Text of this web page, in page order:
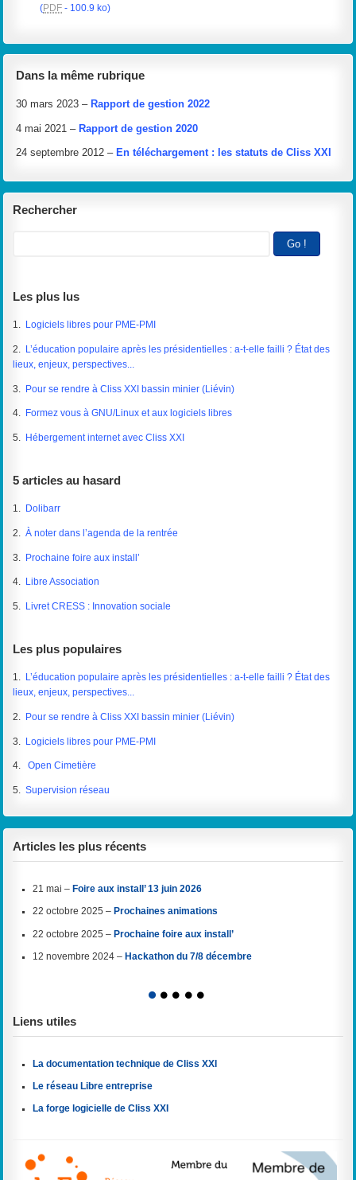
( PDF - 100.9 ko)
Dans la même rubrique
30 mars 2023 – Rapport de gestion 2022
4 mai 2021 – Rapport de gestion 2020
24 septembre 2012 – En téléchargement : les statuts de Cliss XXI
Rechercher
Les plus lus
1. Logiciels libres pour PME-PMI
2.
L’éducation populaire après les présidentielles : a-t-elle failli ? État des
lieux, enjeux, perspectives...
3. Pour se rendre à Cliss XXI bassin minier (Liévin)
4. Formez vous à GNU/Linux et aux logiciels libres
5. Hébergement internet avec Cliss XXI
5 articles au hasard
1. Dolibarr
2.À noter dans l’agenda de la rentrée
3. Prochaine foire aux install’
4. Libre Association
5. Livret CRESS : Innovation sociale
Les plus populaires
1.
L’éducation populaire après les présidentielles : a-t-elle failli ? État des
lieux, enjeux, perspectives...
2. Pour se rendre à Cliss XXI bassin minier (Liévin)
3. Logiciels libres pour PME-PMI
4. Open Cimetière
5.Supervision réseau
Articles les plus récents
21 mai – Foire aux install’ 13 juin 2026
22 octobre 2025 – Prochaines animations
22 octobre 2025 – Prochaine foire aux install’
12 novembre 2024 – Hackathon du 7/8 décembre
1 2 3 4 5
Liens utiles
La documentation technique de Cliss XXI
Le réseau Libre entreprise
La forge logicielle de Cliss XXI